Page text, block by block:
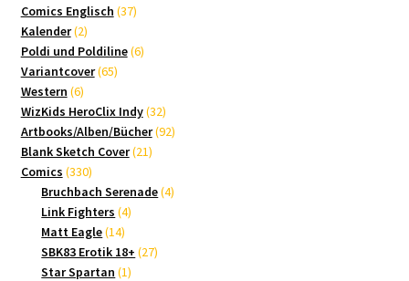
Comics Englisch 3737
Kalender 22
Produkte
Poldi und Poldiline 66
Variantcover 6565
Western 66
Produkte
WizKids HeroClix Indy 3232
Produkte
Artbooks/Alben/Bücher 9292
Blank Sketch Cover 2121
Comics 330330
Produkte
Bruchbach Serenade 44
Link Fighters 44
Matt Eagle 1414
Produkte
SBK83 Erotik 18+ 2727
Star Spartan 11